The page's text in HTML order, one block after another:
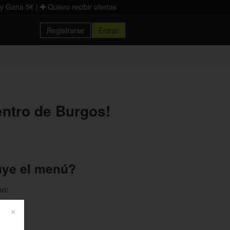
Gana 5€ | Quiero recibir ofertas
Registrarse Entrar
de Burgos!
el menú?
×